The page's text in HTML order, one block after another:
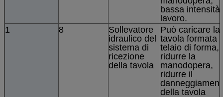
bassa intensità
lavoro.
1
8
Sollevatore
idraulico del
sistema di
ricezione
della tavola
Può caricare la
tavola formata
telaio di forma,
ridurre la
manodopera,
ridurre il
della tavola